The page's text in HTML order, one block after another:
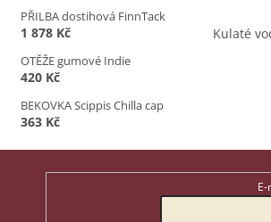
PŘILBA dostihová FinnTack
1 878 Kč
OTĚŽE gumové Indie
420 Kč
BEKOVKA Scippis Chilla cap
363 Kč
Kulaté